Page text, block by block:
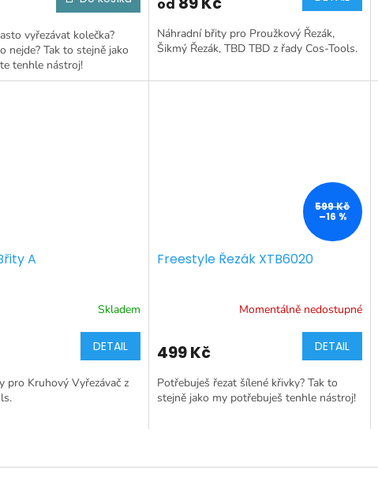
vyřezávat kolečka?
nejde? Tak to stejně jako
tenhle nástroj!
od
Náhradní břity pro Proužkový Řezák,
Šikmý Řezák, TBD TBD z řady Cos-Tools.
A
Skladem
DETAIL
pro Kruhový Vyřezávač z
599 Kč
–16 %
Freestyle Řezák XTB6020
Momentálně nedostupné
499 Kč DETAIL
Potřebuješ řezat šílené křivky? Tak to
stejně jako my potřebuješ tenhle nástroj!
v